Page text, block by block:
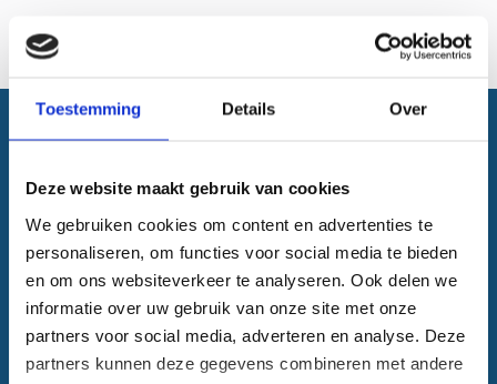
Toestemming Details Over
Deze website maakt gebruik van cookies
We gebruiken cookies om content en advertenties te
personaliseren, om functies voor social media te bieden
en om ons websiteverkeer te analyseren. Ook delen we
informatie over uw gebruik van onze site met onze
partners voor social media, adverteren en analyse. Deze
partners kunnen deze gegevens combineren met andere
Vraag dit product aan